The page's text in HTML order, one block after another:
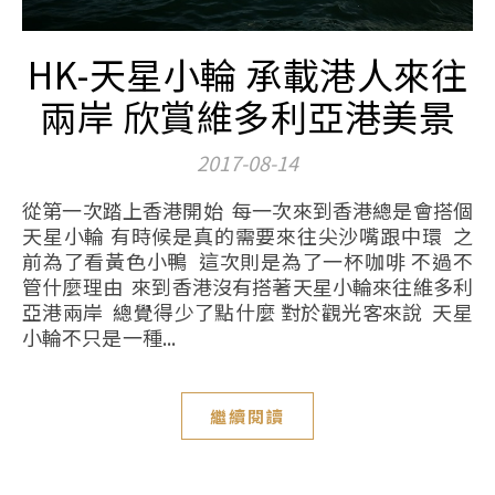
HK-天星小輪 承載港人來往
兩岸 欣賞維多利亞港美景
2017-08-14
從第一次踏上香港開始 每一次來到香港總是會搭個
天星小輪 有時候是真的需要來往尖沙嘴跟中環 之
前為了看黃色小鴨 這次則是為了一杯咖啡 不過不
管什麼理由 來到香港沒有搭著天星小輪來往維多利
亞港兩岸 總覺得少了點什麼 對於觀光客來說 天星
小輪不只是一種...
繼續閱讀